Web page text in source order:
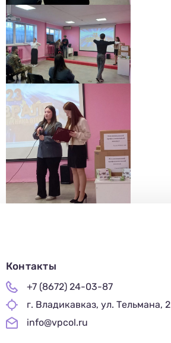
Контакты
+7 (8672) 24-03-87
г. Владикавказ, ул. Тельмана, 2
info@vpcol.ru